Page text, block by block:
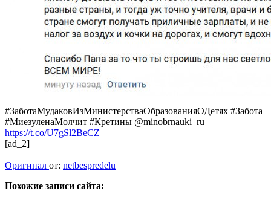
#ЗаботаМудаковИзМинистерстваОбразованияОДетях #Забота
#МиезуленаМолчит #Кретины @minobrnauki_ru
https://t.co/U7gSl2BeCZ
[ad_2]
Оригинал от: netbespredelu
Похожие записи сайта: